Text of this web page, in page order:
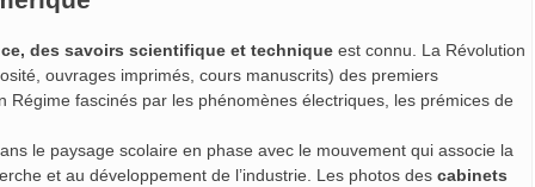
des savoirs scientifique et technique est connu. La Révolution
ouvrages imprimés, cours manuscrits) des premiers
Régime fascinés par les phénomènes électriques, les prémices de
le paysage scolaire en phase avec le mouvement qui associe la
et au développement de l’industrie. Les photos des cabinets